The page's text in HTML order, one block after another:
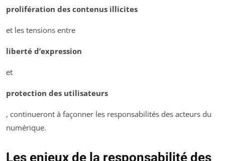
prolifération des contenus illicites
et les tensions entre
liberté d’expression
et
protection des utilisateurs
, continueront à façonner les responsabilités des acteurs du
numérique.
Les enjeux de la responsabilité des